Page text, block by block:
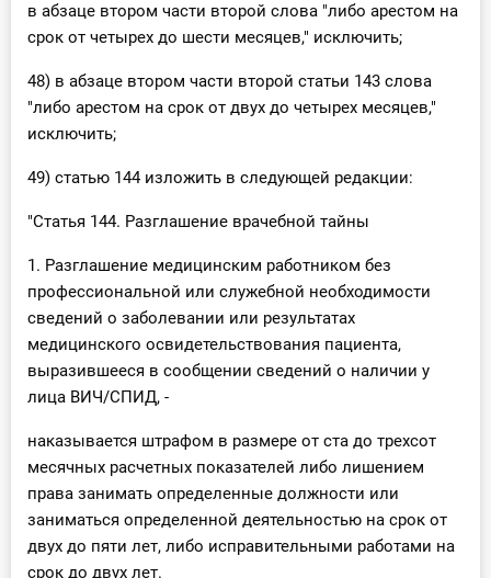
в абзаце втором части второй слова "либо арестом на
срок от четырех до шести месяцев," исключить;
48) в абзаце втором части второй статьи 143 слова
"либо арестом на срок от двух до четырех месяцев,"
исключить;
49) статью 144 изложить в следующей редакции:
"Статья 144. Разглашение врачебной тайны
1. Разглашение медицинским работником без
профессиональной или служебной необходимости
сведений о заболевании или результатах
медицинского освидетельствования пациента,
выразившееся в сообщении сведений о наличии у
лица ВИЧ/СПИД, -
наказывается штрафом в размере от ста до трехсот
месячных расчетных показателей либо лишением
права занимать определенные должности или
заниматься определенной деятельностью на срок от
двух до пяти лет, либо исправительными работами на
срок до двух лет.